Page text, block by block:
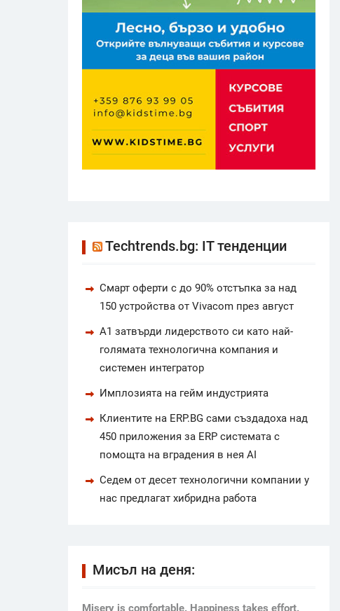
Techtrends.bg: IT тенденции
Смарт оферти с до 90% отстъпка за над
150 устройства от Vivacom през август
А1 затвърди лидерството си като най-
голямата технологична компания и
системен интегратор
Имплозията на гейм индустрията
Клиентите на ERP.BG сами създадоха над
450 приложения за ERP системата с
помощта на вградения в нея AI
Седем от десет технологични компании у
нас предлагат хибридна работа
Мисъл на деня:
Мisery is comfortable. Happiness takes effort.